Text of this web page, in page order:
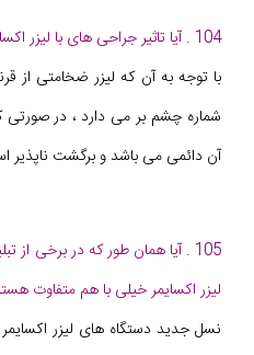
104 . آیا تاثیر جراحی های با لیزر اکسایمر دائمی می باشد ؟
با توجه به آن که لیزر ضخامتی از
شماره چشم بر می دارد ، در
آن دائمی می باشد و برگشت ناپذیر
105 . آیا همان طور که در برخی
لیزر اکسایمر خیلی با هم متفاوت
نسل جدید دستگاه های لیزر